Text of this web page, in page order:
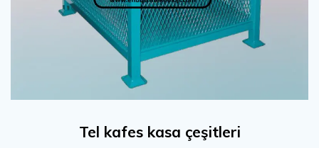
Tel kafes kasa çeşitleri